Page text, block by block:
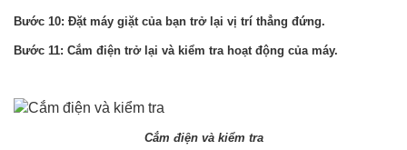
Bước 10: Đặt máy giặt của bạn trở lại vị trí thẳng đứng.
Bước 11: Cắm điện trở lại và kiểm tra hoạt động của máy.
Cắm điện và kiểm tra